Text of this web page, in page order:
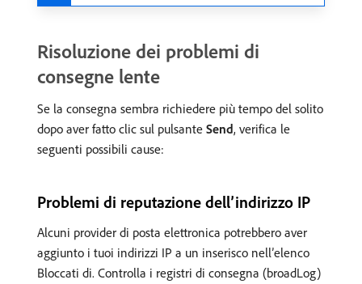
Risoluzione dei problemi di
consegne lente
Se la consegna sembra richiedere più tempo del solito
dopo aver fatto clic sul pulsante Send, verifica le
seguenti possibili cause:
Problemi di reputazione dell’indirizzo IP
Alcuni provider di posta elettronica potrebbero aver
aggiunto i tuoi indirizzi IP a un inserisco nell’elenco
Bloccati di. Controlla i registri di consegna (broadLog)